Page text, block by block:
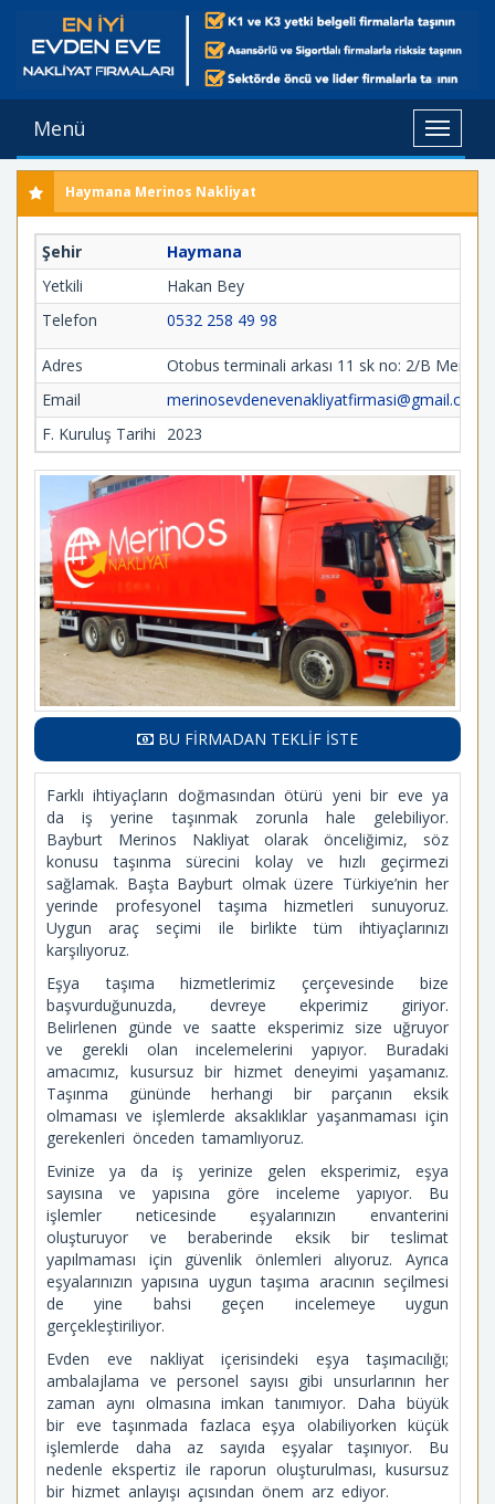
Toggle
Menü
Haymana Merinos Nakliyat
Şehir
Haymana
Yetkili
Hakan Bey
Telefon
0532 258 49 98
Adres
Otobus terminali arkası 11 sk no: 2/B
Email
merinosevdenevenakliyatfirmasi@gmail.com
F. Kuruluş Tarihi
2023
BU FİRMADAN TEKLİF İSTE
Farklı ihtiyaçların doğmasından ötürü yeni bir eve ya
da iş yerine taşınmak zorunla hale gelebiliyor.
Bayburt Merinos Nakliyat olarak önceliğimiz, söz
konusu taşınma sürecini kolay ve hızlı geçirmezi
sağlamak. Başta Bayburt olmak üzere Türkiye’nin her
yerinde profesyonel taşıma hizmetleri sunuyoruz.
Uygun araç seçimi ile birlikte tüm ihtiyaçlarınızı
karşılıyoruz.
Eşya taşıma hizmetlerimiz çerçevesinde bize
başvurduğunuzda, devreye ekperimiz giriyor.
Belirlenen günde ve saatte eksperimiz size uğruyor
ve gerekli olan incelemelerini yapıyor. Buradaki
amacımız, kusursuz bir hizmet deneyimi yaşamanız.
Taşınma gününde herhangi bir parçanın eksik
olmaması ve işlemlerde aksaklıklar yaşanmaması için
gerekenleri önceden tamamlıyoruz.
Evinize ya da iş yerinize gelen eksperimiz, eşya
sayısına ve yapısına göre inceleme yapıyor. Bu
işlemler neticesinde eşyalarınızın envanterini
oluşturuyor ve beraberinde eksik bir teslimat
yapılmaması için güvenlik önlemleri alıyoruz. Ayrıca
eşyalarınızın yapısına uygun taşıma aracının seçilmesi
de yine bahsi geçen incelemeye uygun
gerçekleştiriliyor.
Evden eve nakliyat içerisindeki eşya taşımacılığı;
ambalajlama ve personel sayısı gibi unsurlarının her
zaman aynı olmasına imkan tanımıyor. Daha büyük
bir eve taşınmada fazlaca eşya olabiliyorken küçük
işlemlerde daha az sayıda eşyalar taşınıyor. Bu
nedenle ekspertiz ile raporun oluşturulması, kusursuz
bir hizmet anlayışı açısından önem arz ediyor.